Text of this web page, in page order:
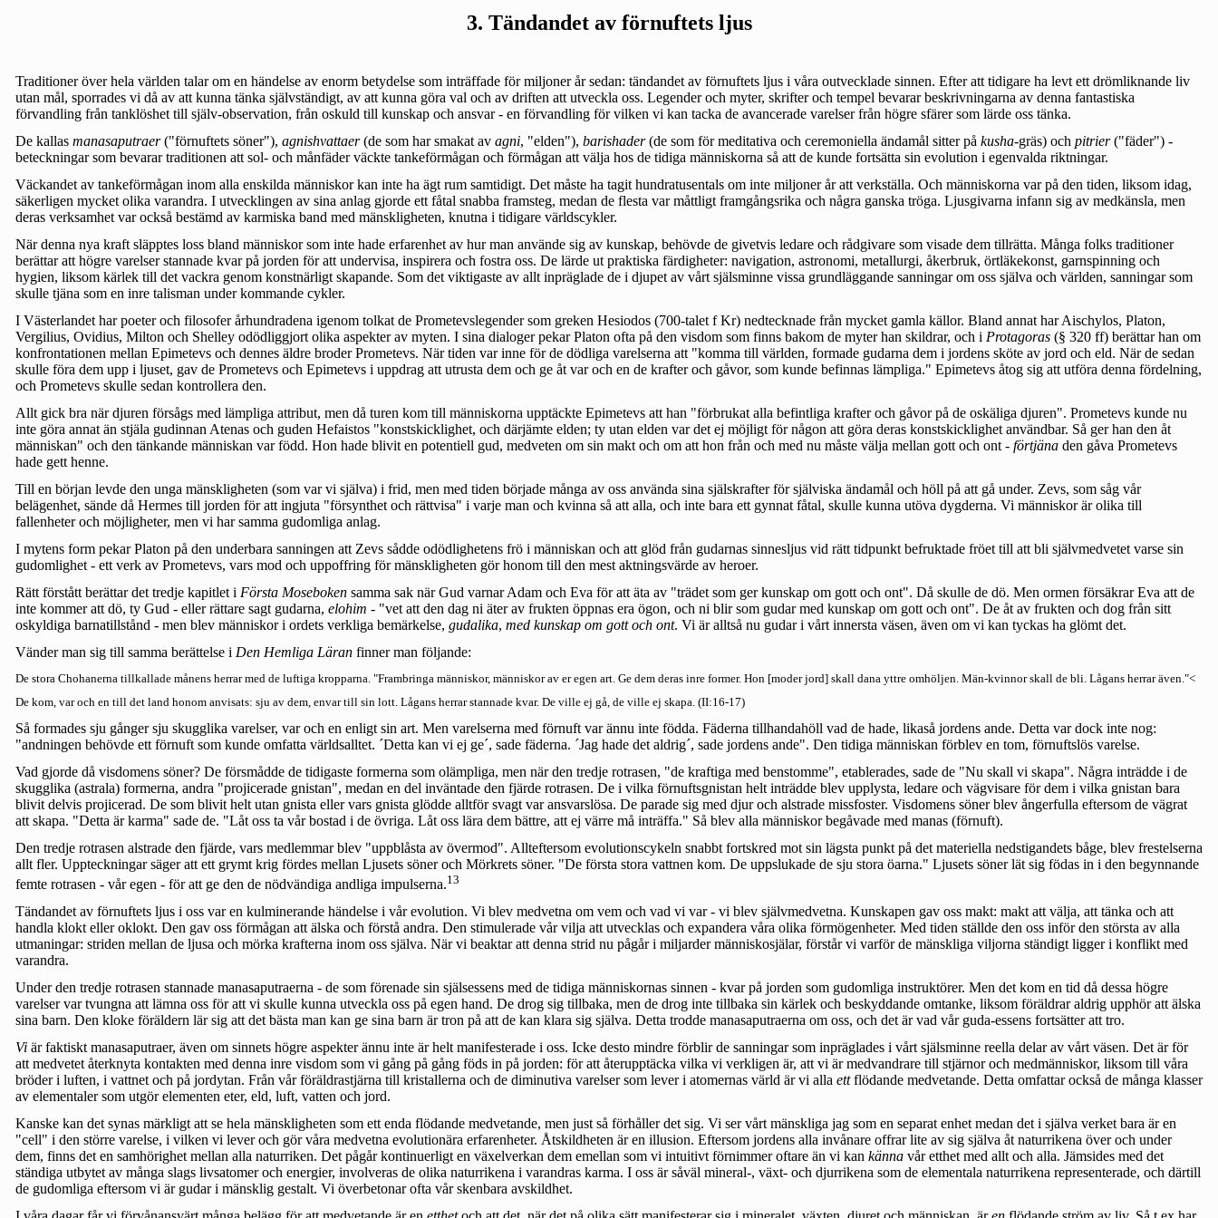
3. Tändandet av förnuftets ljus
Traditioner över hela världen talar om en händelse av enorm betydelse som inträffade för miljoner år sedan: tändandet av förnuftets ljus i våra outvecklade sinnen. Efter att tidigare ha levt ett drömliknande liv
utan mål, sporrades vi då av att kunna tänka självständigt, av att kunna göra val och av driften att utveckla oss. Legender och myter, skrifter och tempel bevarar beskrivningarna av denna fantastiska
förvandling från tanklöshet till själv-observation, från oskuld till kunskap och ansvar - en förvandling för vilken vi kan tacka de avancerade varelser från högre sfärer som lärde oss tänka.
De kallas manasaputraer("förnuftets söner"), agnishvattaer(de som har smakat av agni, "elden"), barishader(de som för meditativa och ceremoniella ändamål sitter på kusha-gräs) och pitrier("fäder") -
beteckningar som bevarar traditionen att sol- och månfäder väckte tankeförmågan och förmågan att välja hos de tidiga människorna så att de kunde fortsätta sin evolution i egenvalda riktningar.
Väckandet av tankeförmågan inom alla enskilda människor kan inte ha ägt rum samtidigt. Det måste ha tagit hundratusentals om inte miljoner år att verkställa. Och människorna var på den tiden, liksom idag,
säkerligen mycket olika varandra. I utvecklingen av sina anlag gjorde ett fåtal snabba framsteg, medan de flesta var måttligt framgångsrika och några ganska tröga. Ljusgivarna infann sig av medkänsla, men
deras verksamhet var också bestämd av karmiska band med mänskligheten, knutna i tidigare världscykler.
När denna nya kraft släpptes loss bland människor som inte hade erfarenhet av hur man använde sig av kunskap, behövde de givetvis ledare och rådgivare som visade dem tillrätta. Många folks traditioner
berättar att högre varelser stannade kvar på jorden för att undervisa, inspirera och fostra oss. De lärde ut praktiska färdigheter: navigation, astronomi, metallurgi, åkerbruk, örtläkekonst, garnspinning och
hygien, liksom kärlek till det vackra genom konstnärligt skapande. Som det viktigaste av allt inpräglade de i djupet av vårt själsminne vissa grundläggande sanningar om oss själva och världen, sanningar som
skulle tjäna som en inre talisman under kommande cykler.
I Västerlandet har poeter och filosofer århundradena igenom tolkat de Prometevslegender som greken Hesiodos (700-talet f Kr) nedtecknade från mycket gamla källor. Bland annat har Aischylos, Platon,
Vergilius, Ovidius, Milton och Shelley odödliggjort olika aspekter av myten. I sina dialoger pekar Platon ofta på den visdom som finns bakom de myter han skildrar, och i Protagoras (§ 320 ff) berättar han om
konfrontationen mellan Epimetevs och dennes äldre broder Prometevs. När tiden var inne för de dödliga varelserna att "komma till världen, formade gudarna dem i jordens sköte av jord och eld. När de sedan
skulle föra dem upp i ljuset, gav de Prometevs och Epimetevs i uppdrag att utrusta dem och ge åt var och en de krafter och gåvor, som kunde befinnas lämpliga." Epimetevs åtog sig att utföra denna fördelning,
och Prometevs skulle sedan kontrollera den.
Allt gick bra när djuren försågs med lämpliga attribut, men då turen kom till människorna upptäckte Epimetevs att han "förbrukat alla befintliga krafter och gåvor på de oskäliga djuren". Prometevs kunde nu
inte göra annat än stjäla gudinnan Atenas och guden Hefaistos "konstskicklighet, och därjämte elden; ty utan elden var det ej möjligt för någon att göra deras konstskicklighet användbar. Så ger han den åt
människan" och den tänkande människan var född. Hon hade blivit en potentiell gud, medveten om sin makt och om att hon från och med nu måste välja mellan gott och ont - förtjäna den gåva Prometevs
hade gett henne.
Till en början levde den unga mänskligheten (som var vi själva) i frid, men med tiden började många av oss använda sina själskrafter för själviska ändamål och höll på att gå under. Zevs, som såg vår
belägenhet, sände då Hermes till jorden för att ingjuta "försynthet och rättvisa" i varje man och kvinna så att alla, och inte bara ett gynnat fåtal, skulle kunna utöva dygderna. Vi människor är olika till
fallenheter och möjligheter, men vi har samma gudomliga anlag.
I mytens form pekar Platon på den underbara sanningen att Zevs sådde odödlighetens frö i människan och att glöd från gudarnas sinnesljus vid rätt tidpunkt befruktade fröet till att bli självmedvetet varse sin
gudomlighet - ett verk av Prometevs, vars mod och uppoffring för mänskligheten gör honom till den mest aktningsvärde av heroer.
Rätt förstått berättar det tredje kapitlet i Första Moseboken samma sak när Gud varnar Adam och Eva för att äta av "trädet som ger kunskap om gott och ont". Då skulle de dö. Men ormen försäkrar Eva att de
inte kommer att dö, ty Gud - eller rättare sagt gudarna, elohim - "vet att den dag ni äter av frukten öppnas era ögon, och ni blir som gudar med kunskap om gott och ont". De åt av frukten och dog från sitt
oskyldiga barnatillstånd - men blev människor i ordets verkliga bemärkelse, gudalika, med kunskap om gott och ont. Vi är alltså nu gudar i vårt innersta väsen, även om vi kan tyckas ha glömt det.
Vänder man sig till samma berättelse i Den Hemliga Läran finner man följande:
De stora Chohanerna tillkallade månens herrar med de luftiga kropparna. "Frambringa människor, människor av er egen art. Ge dem deras inre former. Hon [moder jord] skall dana yttre omhöljen. Män-kvinnor skall de bli. Lågans herrar även."<
De kom, var och en till det land honom anvisats: sju av dem, envar till sin lott. Lågans herrar stannade kvar. De ville ej gå, de ville ej skapa. (II:16-17)
Så formades sju gånger sju skugglika varelser, var och en enligt sin art. Men varelserna med förnuft var ännu inte födda. Fäderna tillhandahöll vad de hade, likaså jordens ande. Detta var dock inte nog:
"andningen behövde ett förnuft som kunde omfatta världsalltet. ´Detta kan vi ej ge´, sade fäderna. ´Jag hade det aldrig´, sade jordens ande". Den tidiga människan förblev en tom, förnuftslös varelse.
Vad gjorde då visdomens söner? De försmådde de tidigaste formerna som olämpliga, men när den tredje rotrasen, "de kraftiga med benstomme", etablerades, sade de "Nu skall vi skapa". Några inträdde i de
skugglika (astrala) formerna, andra "projicerade gnistan", medan en del inväntade den fjärde rotrasen. De i vilka förnuftsgnistan helt inträdde blev upplysta, ledare och vägvisare för dem i vilka gnistan bara
blivit delvis projicerad. De som blivit helt utan gnista eller vars gnista glödde alltför svagt var ansvarslösa. De parade sig med djur och alstrade missfoster. Visdomens söner blev ångerfulla eftersom de vägrat
att skapa. "Detta är karma" sade de. "Låt oss ta vår bostad i de övriga. Låt oss lära dem bättre, att ej värre må inträffa." Så blev alla människor begåvade med manas (förnuft).
Den tredje rotrasen alstrade den fjärde, vars medlemmar blev "uppblåsta av övermod". Allteftersom evolutionscykeln snabbt fortskred mot sin lägsta punkt på det materiella nedstigandets båge, blev frestelserna
allt fler. Uppteckningar säger att ett grymt krig fördes mellan Ljusets söner och Mörkrets söner. "De första stora vattnen kom. De uppslukade de sju stora öarna." Ljusets söner lät sig födas in i den begynnande
femte rotrasen - vår egen - för att ge den de nödvändiga andliga impulserna.13
Tändandet av förnuftets ljus i oss var en kulminerande händelse i vår evolution. Vi blev medvetna om vem och vad vi var - vi blev självmedvetna. Kunskapen gav oss makt: makt att välja, att tänka och att
handla klokt eller oklokt. Den gav oss förmågan att älska och förstå andra. Den stimulerade vår vilja att utvecklas och expandera våra olika förmögenheter. Med tiden ställde den oss inför den största av alla
utmaningar: striden mellan de ljusa och mörka krafterna inom oss själva. När vi beaktar att denna strid nu pågår i miljarder människosjälar, förstår vi varför de mänskliga viljorna ständigt ligger i konflikt med
varandra.
Under den tredje rotrasen stannade manasaputraerna - de som förenade sin själsessens med de tidiga människornas sinnen - kvar på jorden som gudomliga instruktörer. Men det kom en tid då dessa högre
varelser var tvungna att lämna oss för att vi skulle kunna utveckla oss på egen hand. De drog sig tillbaka, men de drog inte tillbaka sin kärlek och beskyddande omtanke, liksom föräldrar aldrig upphör att älska
sina barn. Den kloke föräldern lär sig att det bästa man kan ge sina barn är tron på att de kan klara sig själva. Detta trodde manasaputraerna om oss, och det är vad vår guda-essens fortsätter att tro.
Vi är faktiskt manasaputraer, även om sinnets högre aspekter ännu inte är helt manifesterade i oss. Icke desto mindre förblir de sanningar som inpräglades i vårt själsminne reella delar av vårt väsen. Det är för
att medvetet återknyta kontakten med denna inre visdom som vi gång på gång föds in på jorden: för att återupptäcka vilka vi verkligen är, att vi är medvandrare till stjärnor och medmänniskor, liksom till våra
bröder i luften, i vattnet och på jordytan. Från vår föräldrastjärna till kristallerna och de diminutiva varelser som lever i atomernas värld är vi alla ettflödande medvetande. Detta omfattar också de många klasser
av elementaler som utgör elementen eter, eld, luft, vatten och jord.
Kanske kan det synas märkligt att se hela mänskligheten som ett enda flödande medvetande, men just så förhåller det sig. Vi ser vårt mänskliga jag som en separat enhet medan det i själva verket bara är en
"cell" i den större varelse, i vilken vi lever och gör våra medvetna evolutionära erfarenheter. Åtskildheten är en illusion. Eftersom jordens alla invånare offrar lite av sig själva åt naturrikena över och under
dem, finns det en samhörighet mellan alla naturriken. Det pågår kontinuerligt en växelverkan dem emellan som vi intuitivt förnimmer oftare än vi kan känna vår etthet med allt och alla. Jämsides med det
ständiga utbytet av många slags livsatomer och energier, involveras de olika naturrikena i varandras karma. I oss är såväl mineral-, växt- och djurrikena som de elementala naturrikena representerade, och därtill
de gudomliga eftersom vi är gudar i mänsklig gestalt. Vi överbetonar ofta vår skenbara avskildhet.